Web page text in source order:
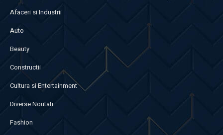
Afaceri si Industrii
Auto
Beauty
Constructii
Cultura si Entertainment
Diverse Noutati
Fashion